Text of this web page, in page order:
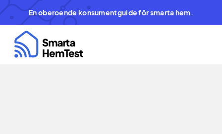
En oberoende konsumentguide för smarta hem.